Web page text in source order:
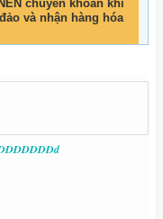
chuyển khoản khi
và nhận hàng hóa